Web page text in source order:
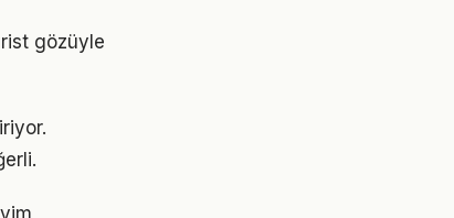
gözüyle